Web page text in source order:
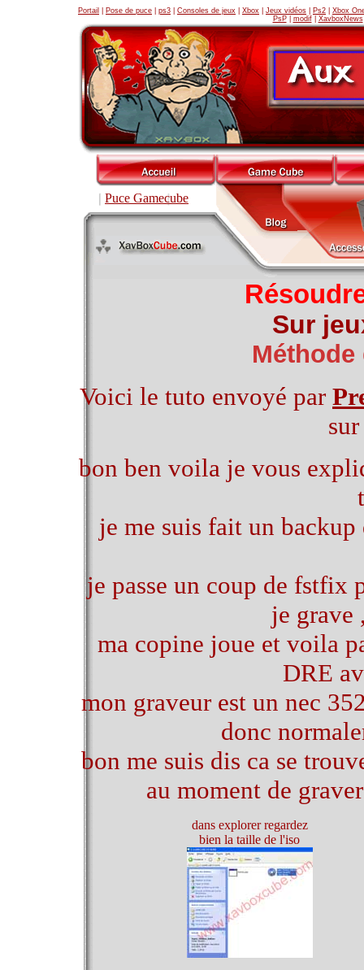
Portail Pose de puce ps3 Consoles de jeux Xbox Jeux vidéos Ps2
Xbox
PsP| modif| XavboxNews
Puce Gamecube
Sur
Voici le tuto envoyé par
bon ben voila je vous
je me suis fait un
je passe un coup de fstfix
je grave
ma copine joue et voila
DRE
mon graveur est un nec
donc
bon me suis dis ca se
au moment de
dans explorer regardez
bien la taille de l'iso